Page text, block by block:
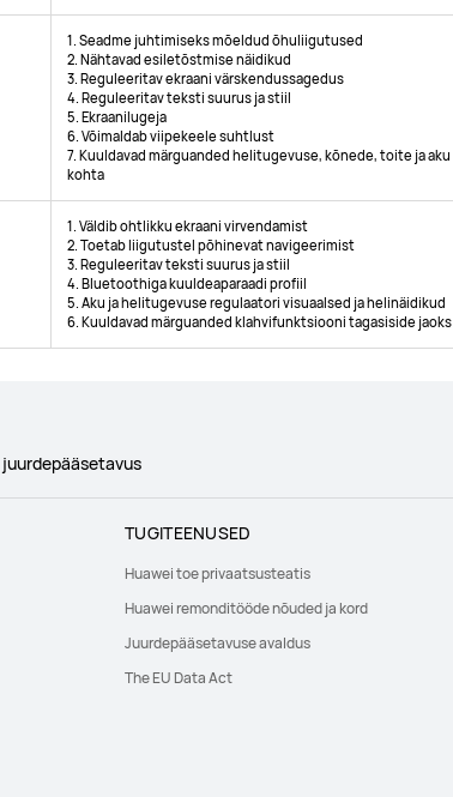
1. Seadme juhtimiseks mõeldud õhuliigutused
2. Nähtavad esiletõstmise näidikud
3. Reguleeritav ekraani värskendussagedus
4. Reguleeritav teksti suurus ja stiil
5. Ekraanilugeja
6. Võimaldab viipekeele suhtlust
7. Kuuldavad märguanded helitugevuse, kõnede, toite ja aku
kohta
1. Väldib ohtlikku ekraani virvendamist
2. Toetab liigutustel põhinevat navigeerimist
3. Reguleeritav teksti suurus ja stiil
4. Bluetoothiga kuuldeaparaadi profiil
5. Aku ja helitugevuse regulaatori visuaalsed ja helinäidikud
6. Kuuldavad märguanded klahvifunktsiooni tagasiside jaoks
juurdepääsetavus
TUGITEENUSED
Huawei toe privaatsusteatis
Huawei remonditööde nõuded ja kord
Juurdepääsetavuse avaldus
The EU Data Act